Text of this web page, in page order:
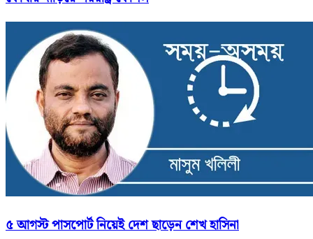
৫ আগস্ট পাসপোর্ট নিয়েই দেশ ছাড়েন শেখ হাসিনা